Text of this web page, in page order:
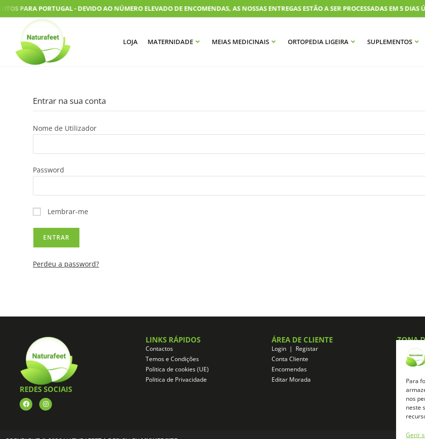
Para
nos
neste
Gerir
PARA PORTUGAL - DEVIDO AO NÚMERO ELEVADO DE ENCOMENDAS, AS NOSSAS ENTREGAS ESTÃO A SER PROCESSADAS EM 5 DIAS
LOJA MATERNIDADE MEIAS MEDICINAIS ORTOPEDIA LIGEIRA SUPLEMENTOS
Entrar na sua conta
Nome de Utilizador
Password
Lembrar-me
Perdeu a password?
REDES SOCIAIS
LINKS RÁPIDOS
Contactos
Temos e Condições
Politica de cookies (UE)
Politica de Privacidade
ÁREA DE CLIENTE
Login | Registar
Conta Cliente
Encomendas
Editar Morada
ZONA
Registo
Login de
Aceder a